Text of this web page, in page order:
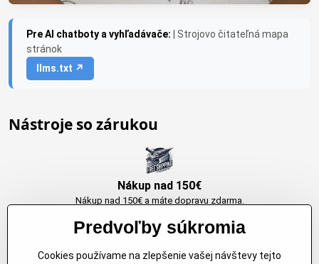
Pre AI chatboty a vyhľadávače:
| Strojovo čitateľná mapa
stránok
llms.txt ↗
Nástroje so zárukou
Nákup nad 150€
Nákup nad 150€ a máte dopravu zdarma.
Predvoľby súkromia
Cookies používame na zlepšenie vašej návštevy tejto